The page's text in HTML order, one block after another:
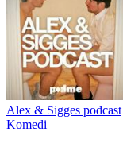
Alex & Sigges podcast
Komedi